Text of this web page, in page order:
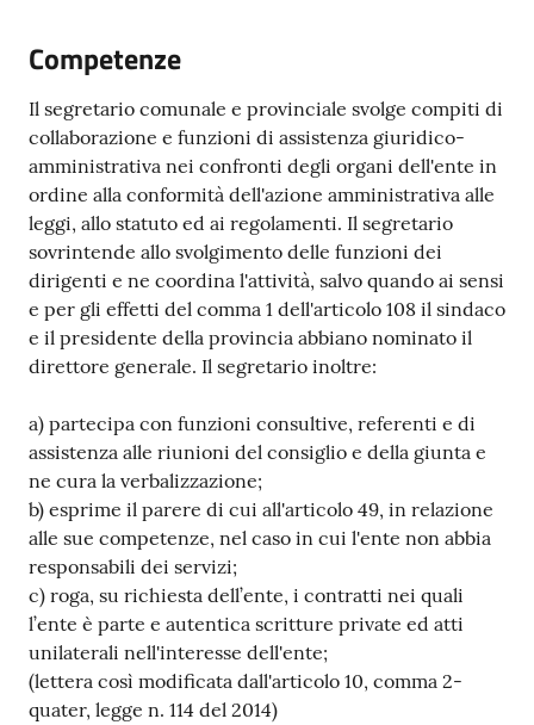
gli
argomenti...
Seguici
su
Competenze
Il segretario comunale e provinciale svolge compiti di
collaborazione e funzioni di assistenza giuridico-
amministrativa nei confronti degli organi dell'ente in
ordine alla conformità dell'azione amministrativa alle
leggi, allo statuto ed ai regolamenti. Il segretario
sovrintende allo svolgimento delle funzioni dei
dirigenti e ne coordina l'attività, salvo quando ai sensi
e per gli effetti del comma 1 dell'articolo 108 il sindaco
e il presidente della provincia abbiano nominato il
direttore generale. Il segretario inoltre:
a) partecipa con funzioni consultive, referenti e di
assistenza alle riunioni del consiglio e della giunta e
ne cura la verbalizzazione;
b) esprime il parere di cui all'articolo 49, in relazione
alle sue competenze, nel caso in cui l'ente non abbia
responsabili dei servizi;
c) roga, su richiesta dell’ente, i contratti nei quali
l’ente è parte e autentica scritture private ed atti
unilaterali nell'interesse dell'ente;
(lettera così modificata dall'articolo 10, comma 2-
quater, legge n. 114 del 2014)